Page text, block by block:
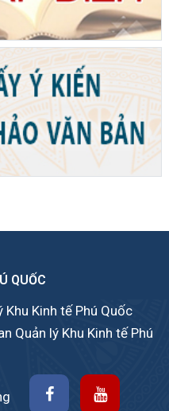
QUỐC
Kinh tế Phú Quốc
Quản lý Khu Kinh tế Phú